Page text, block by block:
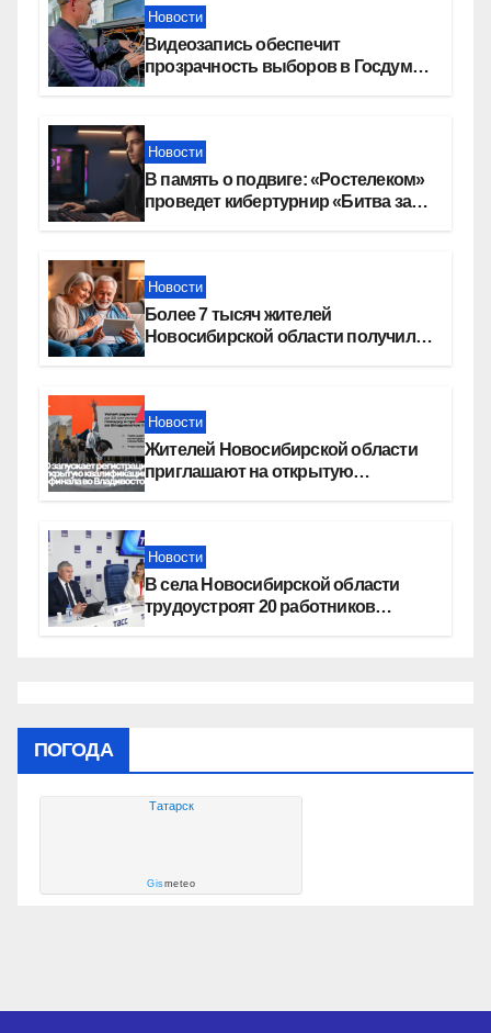
Новости
Видеозапись обеспечит
прозрачность выборов в Госдуму
Новости
В память о подвиге: «Ростелеком»
проведет кибертурнир «Битва за
Новости
Более 7 тысяч жителей
Новосибирской области получили
Новости
Жителей Новосибирской области
приглашают на открытую
Новости
В села Новосибирской области
трудоустроят 20 работников
ПОГОДА
Татарск
Gismeteo